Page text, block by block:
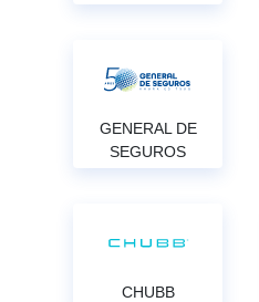
GENERAL DE
SEGUROS
CHUBB